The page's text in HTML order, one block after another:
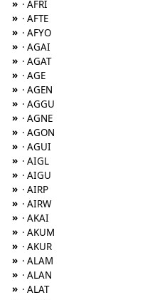
» · AFRI
» · AFTE
» · AFYO
» · AGAI
» · AGAT
» · AGE
» · AGEN
» · AGGU
» · AGNE
» · AGON
» · AGUI
» · AIGL
» · AIGU
» · AIRP
» · AIRW
» · AKAI
» · AKUM
» · AKUR
» · ALAM
» · ALAN
» · ALAT